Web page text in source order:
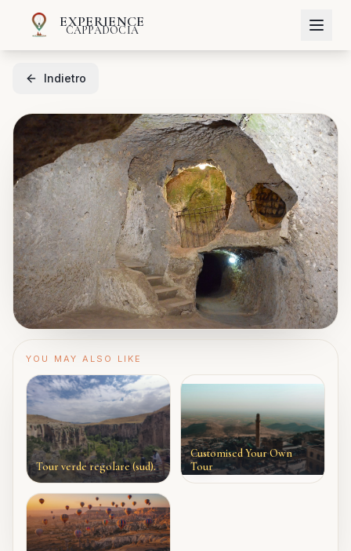
EXPERIENCE
CAPPADOCIA
Indietro
YOU MAY ALSO LIKE
Tour verde regolare (sud).
Customised Your Own
Tour